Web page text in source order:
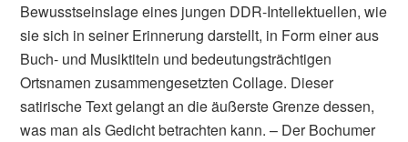
Bewusstseinslage eines jungen DDR-Intellektuellen, wie
sie sich in seiner Erinnerung darstellt, in Form einer aus
Buch- und Musiktiteln und bedeutungsträchtigen
Ortsnamen zusammengesetzten Collage. Dieser
satirische Text gelangt an die äußerste Grenze dessen,
was man als Gedicht betrachten kann. – Der Bochumer